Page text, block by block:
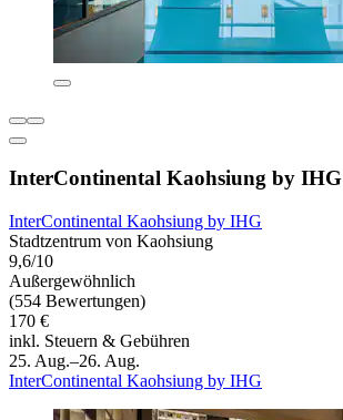
InterContinental Kaohsiung by IHG
InterContinental Kaohsiung by IHG
Stadtzentrum von Kaohsiung
9,6/10
Außergewöhnlich
(554 Bewertungen)
170 €
inkl. Steuern & Gebühren
25. Aug.–26. Aug.
InterContinental Kaohsiung by IHG